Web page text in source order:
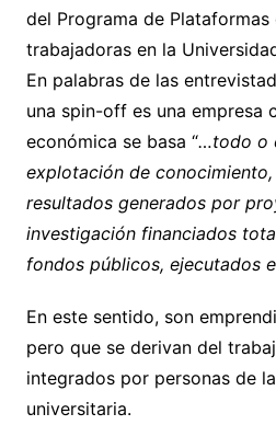
del Programa de
trabajadoras en la
En palabras de las
una spin-off es una empresa
económica se basa “…todo o
explotación de
resultados generados por
investigación financiados
fondos públicos, ejecutados
En este sentido, son
pero que se derivan del
integrados por personas de
universitaria.